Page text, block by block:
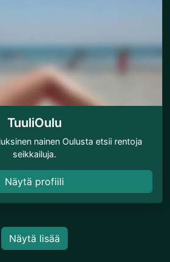
TuuliOulu
nainen Oulusta etsii rentoja
seikkailuja.
Näytä profiili
Näytä lisää